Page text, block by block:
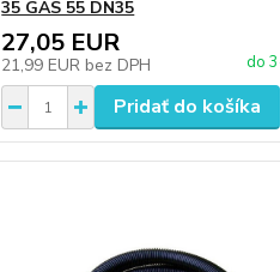
35 GAS 55 DN35
27,05 EUR
21,99 EUR bez DPH do
Pridať do košíka